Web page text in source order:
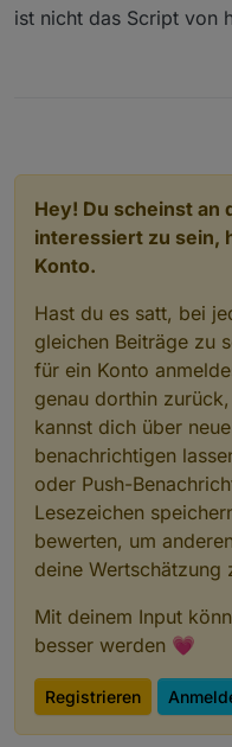
custom = [];
Mir ist nicht
ist nicht das Script von
Hey! Du scheinst an
interessiert zu sein,
Konto.
Hast du es satt, bei
gleichen Beiträge zu
für ein Konto
genau dorthin
kannst dich über
benachrichtigen
oder Push-
Lesezeichen
bewerten, um
deine Wertschätzung
Mit deinem Input
besser werden 💗
Registrieren